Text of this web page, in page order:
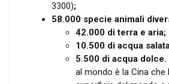
3300);
58.000 specie animali
42.000 di terra e aria;
10.500 di acqua
5.500 di acqua dolce.
al mondo è la Cina che